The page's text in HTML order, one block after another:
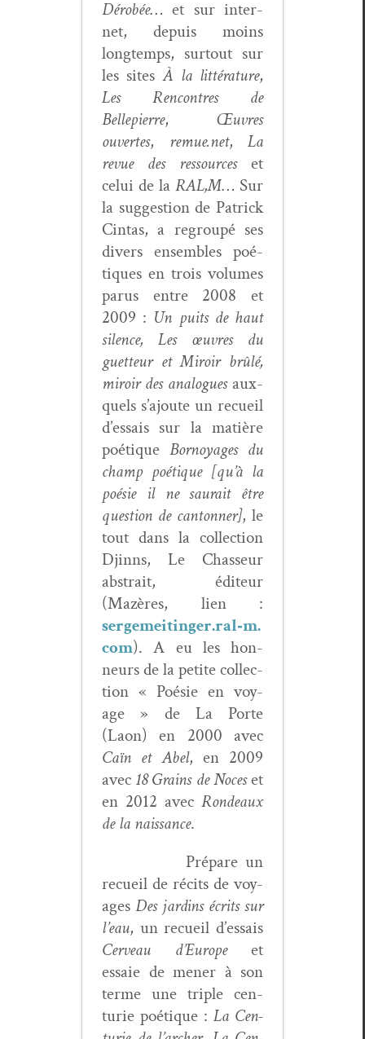
Dérobée… et sur inter­
net, depuis moins
longtemps, surtout sur
les sitesÀ la lit­téra­ture,
Les Ren­con­tres de
Bellepierre, Œuvres
ouvertes, remue.net, La
revue des ressources et
celui de la RAL,M… Sur
la sug­ges­tion de Patrick
Cin­tas, a regroupé ses
divers ensem­bles poé­
tiques en trois vol­umes
parus entre 2008 et
2009 : Un puits de haut
silence, Les œuvres du
guet­teur et Miroir brûlé,
miroir des ana­logues aux­
quels s’ajoute un recueil
d’essais sur la matière
poé­tique Bor­no­y­ages du
champ poé­tique [qu’à la
poésie il ne saurait être
ques­tion de can­ton­ner], le
tout dans la col­lec­tion
Djinns, Le Chas­seur
abstrait, édi­teur
(Mazères, lien :
sergemeitinger.ral‑m.
com). A eu les hon­
neurs de la petite col­lec­
tion « Poésie en voy­
age » de La Porte
(Laon) en 2000 avec
Caïn et Abel, en 2009
avec 18 Grains de Noceset
en 2012 avec Ron­deaux
de la nais­sance.
Pré­pare un
recueil de réc­its de voy­
ages Des jardins écrits sur
l’eau, un recueil d’essais
Cerveau d’Europeet
essaie de men­er à son
terme une triple cen­
turie poé­tique : La Cen­